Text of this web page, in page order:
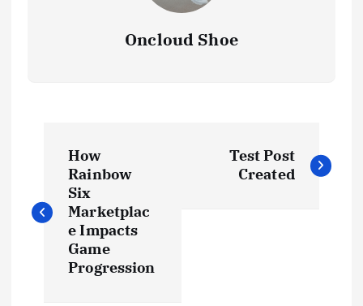
Oncloud Shoe
s
How
Rainbow
Six
Marketplac
e Impacts
Game
Progression
Test Post
Created